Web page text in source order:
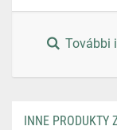
További
INNE PRODUKTY